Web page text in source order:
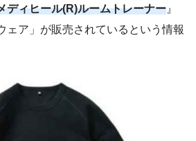
ディヒール(R)ルームトレーナー 』
ェア」が販売されているという情報